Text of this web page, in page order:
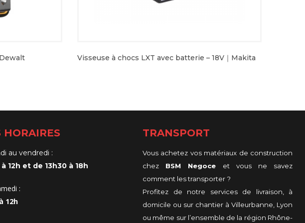
Visseuse à chocs LXT avec batterie – 18V｜Makita
HORAIRES
au vendredi :
12h et de 13h30 à 18h
:
12h
TRANSPORT
Vous achetez vos matériaux de construction
chez BSM Negoce et vous ne savez
comment les transporter ?
Profitez de notre services de livraison, à
domicile ou sur chantier à Villeurbanne, Lyon
ou même sur l’ensemble de la région Rhône-